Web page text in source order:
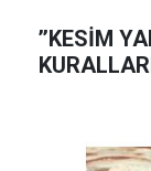
’’KESİM